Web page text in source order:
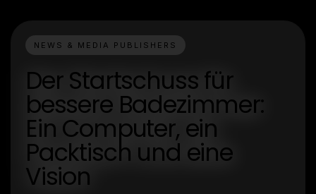
NEWS & MEDIA PUBLISHERS
Der Startschuss für
bessere Badezimmer:
Ein Computer, ein
Packtisch und eine
Vision